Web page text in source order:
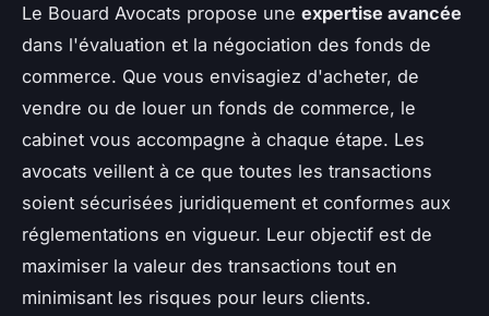
Le Bouard Avocats propose une expertise avancée
dans l'évaluation et la négociation des fonds de
commerce. Que vous envisagiez d'acheter, de
vendre ou de louer un fonds de commerce, le
cabinet vous accompagne à chaque étape. Les
avocats veillent à ce que toutes les transactions
soient sécurisées juridiquement et conformes aux
réglementations en vigueur. Leur objectif est de
maximiser la valeur des transactions tout en
minimisant les risques pour leurs clients.